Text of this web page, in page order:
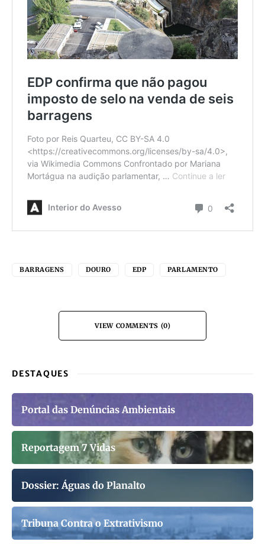
BARRAGENS DOURO EDP PARLAMENTO
VIEW COMMENTS (0)
DESTAQUES
Portal das Denúncias Ambientais
Reportagem 7 Vidas
Dossier: Águas do Planalto
Tribuna Contra o Extrativismo